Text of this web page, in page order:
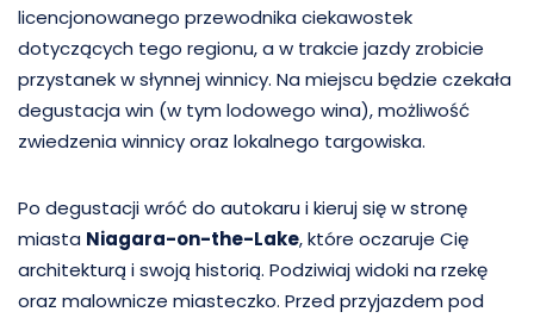
licencjonowanego przewodnika ciekawostek
dotyczących tego regionu, a w trakcie jazdy zrobicie
przystanek w słynnej winnicy. Na miejscu będzie czekała
degustacja win (w tym lodowego wina), możliwość
zwiedzenia winnicy oraz lokalnego targowiska.
Po degustacji wróć do autokaru i kieruj się w stronę
miasta Niagara-on-the-Lake, które oczaruje Cię
architekturą i swoją historią. Podziwiaj widoki na rzekę
oraz malownicze miasteczko. Przed przyjazdem pod